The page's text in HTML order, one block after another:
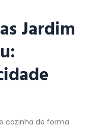
Jardim
cozinha de forma